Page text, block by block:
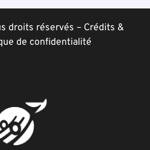
droits réservés – Crédits &
de confidentialité